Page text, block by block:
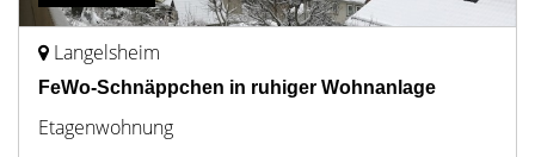
Langelsheim
FeWo-Schnäppchen in ruhiger Wohnanlage
Etagenwohnung